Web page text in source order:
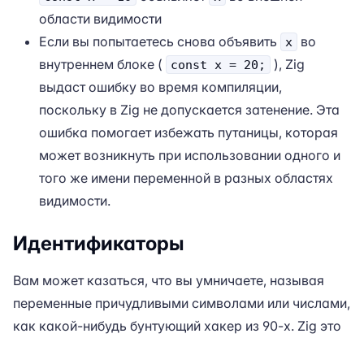
области видимости
Если вы попытаетесь снова объявить
x
во
внутреннем блоке (
const x = 20;
), Zig
выдаст ошибку во время компиляции,
поскольку в Zig не допускается затенение. Эта
ошибка помогает избежать путаницы, которая
может возникнуть при использовании одного и
того же имени переменной в разных областях
видимости.
Идентификаторы
Вам может казаться, что вы умничаете, называя
переменные причудливыми символами или числами,
как какой-нибудь бунтующий хакер из 90-х. Zig это